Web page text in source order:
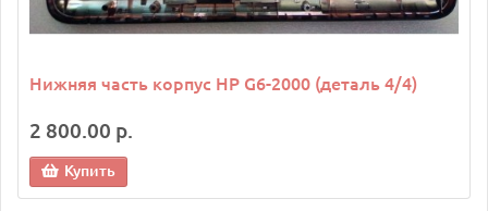
Нижняя часть корпус HP G6-2000 (деталь 4/4)
2 800.00 р.
Купить